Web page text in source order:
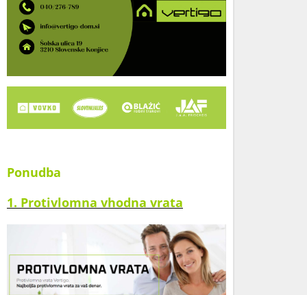
Ponudba
1. Protivlomna vhodna vrata